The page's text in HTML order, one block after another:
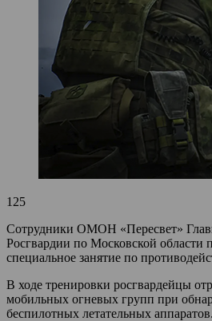
125
Сотрудники ОМОН «Пересвет»
Росгвардии по Московской области
специальное занятие по
В ходе тренировки росгвардейцы
мобильных огневых групп при
беспилотных летательных аппаратов.